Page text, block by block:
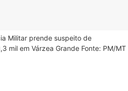
Militar prende suspeito de
mil em Várzea Grande Fonte: PM/MT